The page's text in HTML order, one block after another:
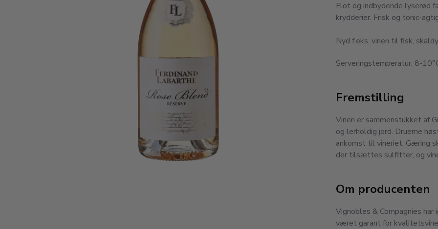
Flot og indbydende lyserød
krydderier. Frisk og tonic-
Nyd f.eks. vinen til fisk,
Serveringstemperatur: 8-
Fremstilling
Vinen er sammenstukket af
og lerholdig jord. Druerne
ankomst til vineriet. Gæring
der tilsættes sulfitter, og
Om producenten
Vignobles & Compagnies
været garant for kvalitetsvine